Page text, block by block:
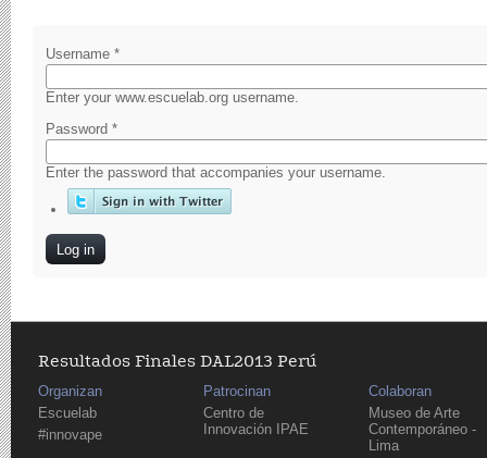
Username *
Enter your www.escuelab.org username.
Password *
Enter the password that accompanies your username.
Resultados Finales DAL2013 Perú
Organizan
Escuelab
#innovape
Patrocinan
Centro de
Innovación IPAE
Colaboran
Museo de Arte
Contemporáneo -
Lima